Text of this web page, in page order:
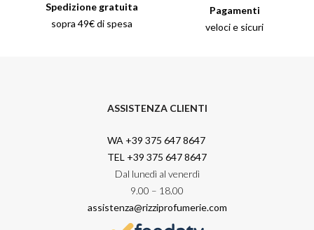
Spedizione gratuita
sopra 49€ di spesa
Pagamenti
veloci e sicuri
ASSISTENZA CLIENTI
WA +39 375 647 8647
TEL +39 375 647 8647
Dal lunedì al venerdì
9.00 – 18.00
assistenza@rizziprofumerie.com